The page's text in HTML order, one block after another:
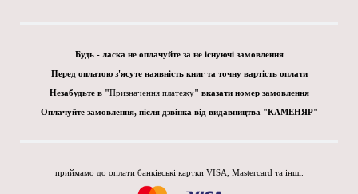
Будь - ласка не оплачуйте за не існуючі замовлення
Перед оплатою з'ясуте наявність книг та точну вартість оплати
Незабудьте в "Призначення платежу" вказати номер замовлення
Оплачуйте замовлення, після дзвінка від видавництва "КАМЕНЯР"
приймамо до оплати банківські картки VISA, Mastercard та інші.